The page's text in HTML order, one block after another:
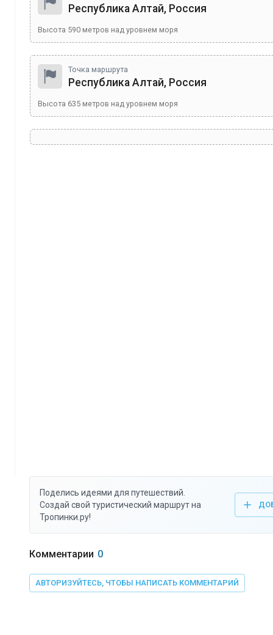
Республика Алтай, Россия
Высота 590 метров над уровнем моря
Точка маршрута
Республика Алтай, Россия
Высота 635 метров над уровнем моря
Поделись идеями для путешествий.
Создай свой туристический маршрут на
Тропинки.ру!
Комментарии 0
АВТОРИЗУЙТЕСЬ, ЧТОБЫ НАПИСАТЬ КОММЕНТАРИЙ